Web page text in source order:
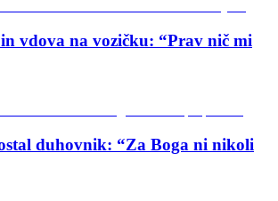
vdova na vozičku: “Prav nič mi
duhovnik: “Za Boga ni nikoli